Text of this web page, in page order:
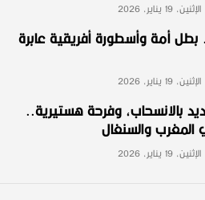
الإثنين، 19 يناير، 2026
أمة وأسطورة أفريقية عابرة
الإثنين، 19 يناير، 2026
بالانسحاب، وفرحة هستيرية..
المغرب والسنغال
الإثنين، 19 يناير، 2026